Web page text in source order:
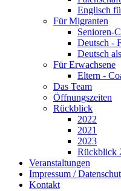
Englisch
Für Migranten
Senioren-
Deutsch -
Deutsch
Für Erwachsene
Eltern -
Das Team
Öffnungszeiten
Rückblick
2022
2021
2023
Rückblick
Veranstaltungen
Impressum /
Kontakt